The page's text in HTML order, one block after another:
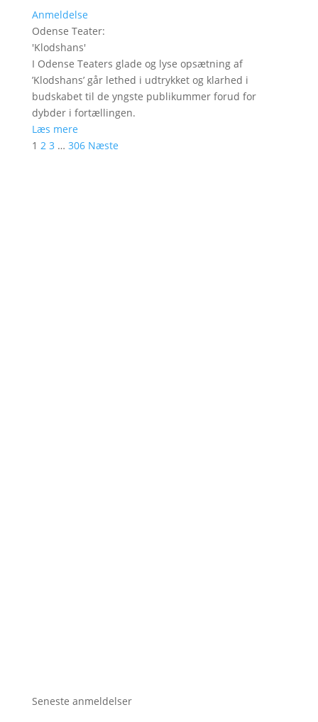
Anmeldelse
Odense Teater:
'Klodshans'
I Odense Teaters glade og lyse opsætning af
’Klodshans’ går lethed i udtrykket og klarhed i
budskabet til de yngste publikummer forud for
dybder i fortællingen.
Læs mere
1 2 3 … 306 Næste
Seneste anmeldelser